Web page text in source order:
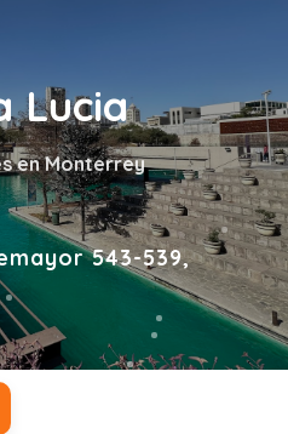
Lucia
en Monterrey
543-539,